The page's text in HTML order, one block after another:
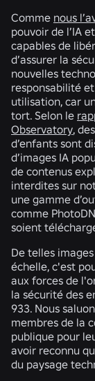
Comme nous
pouvoir de l’IA
capables de
d’assurer la
nouvelles
responsabilité
utilisation, car
tort. Selon le
Observatory,
d’enfants sont
d’images IA
de contenus
interdites sur
une gamme
comme
soient
De telles
échelle, c'est
aux forces de
la sécurité des
933. Nous
membres de la
publique pour
avoir reconnu
du paysage